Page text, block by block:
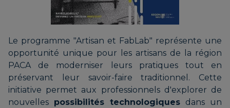
Le programme "Artisan et FabLab" représente une
opportunité unique pour les artisans de la région
PACA de moderniser leurs pratiques tout en
préservant leur savoir-faire traditionnel. Cette
initiative permet aux professionnels d'explorer de
nouvelles possibilités technologiques dans un